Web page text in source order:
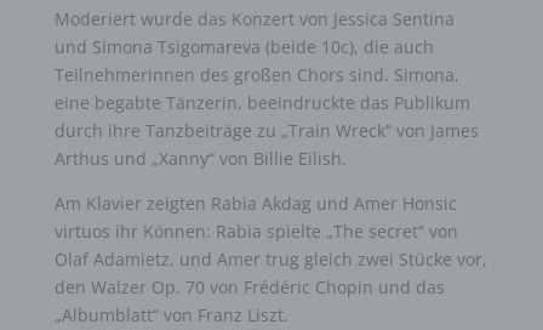
Moderiert wurde das Konzert von Jessica Sentina
und Simona Tsigomareva (beide 10c), die auch
Teilnehmerinnen des großen Chors sind. Simona,
eine begabte Tänzerin, beeindruckte das Publikum
durch ihre Tanzbeiträge zu „Train Wreck“ von James
Arthus und „Xanny“ von Billie Eilish.
Am Klavier zeigten Rabia Akdag und Amer Honsic
virtuos ihr Können: Rabia spielte „The secret“ von
Olaf Adamietz, und Amer trug gleich zwei Stücke vor,
den Walzer Op. 70 von Frédéric Chopin und das
„Albumblatt“ von Franz Liszt.